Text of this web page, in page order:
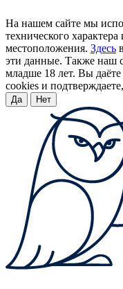
На нашем сайте мы
технического
местоположения. Здесь
эти данные. Также наш
младше 18 лет. Вы даёте
cookies и
Да Нет